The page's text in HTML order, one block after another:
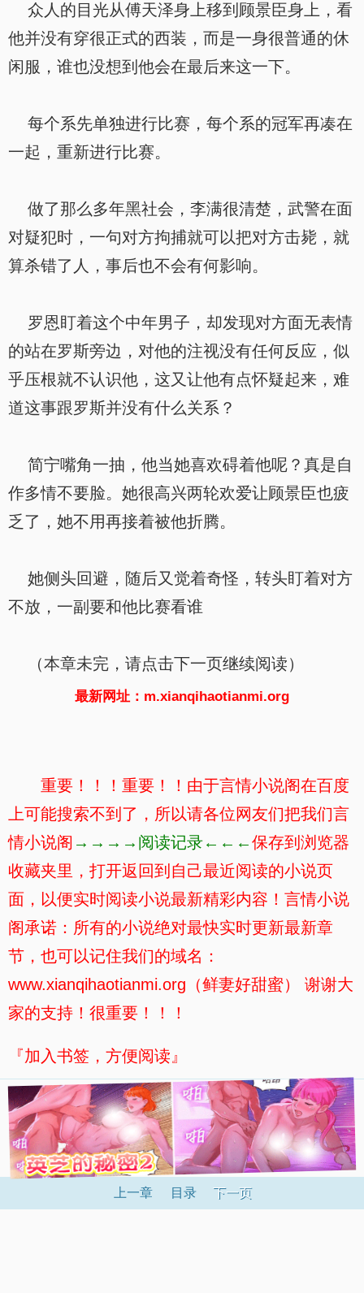
众人的目光从傅天泽身上移到顾景臣身上，看
他并没有穿很正式的西装，而是一身很普通的休
闲服，谁也没想到他会在最后来这一下。
每个系先单独进行比赛，每个系的冠军再凑在
一起，重新进行比赛。
做了那么多年黑社会，李满很清楚，武警在面
对疑犯时，一句对方拘捕就可以把对方击毙，就
算杀错了人，事后也不会有何影响。
罗恩盯着这个中年男子，却发现对方面无表情
的站在罗斯旁边，对他的注视没有任何反应，似
乎压根就不认识他，这又让他有点怀疑起来，难
道这事跟罗斯并没有什么关系？
简宁嘴角一抽，他当她喜欢碍着他呢？真是自
作多情不要脸。她很高兴两轮欢爱让顾景臣也疲
乏了，她不用再接着被他折腾。
她侧头回避，随后又觉着奇怪，转头盯着对方
不放，一副要和他比赛看谁
（本章未完，请点击下一页继续阅读）
最新网址：m.xianqihaotianmi.org
重要！！！重要！！由于言情小说阁在百度
上可能搜索不到了，所以请各位网友们把我们言
情小说阁 →→→→阅读记录←←←保存到浏览器
收藏夹里，打开返回到自己最近阅读的小说页
面，以便实时阅读小说最新精彩内容！言情小说
阁承诺：所有的小说绝对最快实时更新最新章
节，也可以记住我们的域名：
www.xianqihaotianmi.org（鲜妻好甜蜜） 谢谢大
家的支持！很重要！！！
『加入书签，方便阅读』
上一章 目录 下一页